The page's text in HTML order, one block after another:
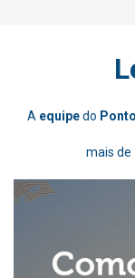
A equipedo
mais de